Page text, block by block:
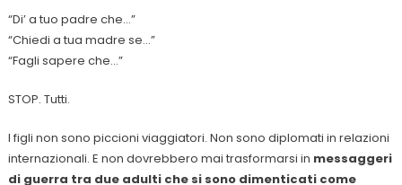
“Di’ a tuo padre che…”
“Chiedi a tua madre se…”
“Fagli sapere che…”
STOP. Tutti.
I figli non sono piccioni viaggiatori. Non sono diplomati in relazioni
internazionali. E non dovrebbero mai trasformarsi in messaggeri
di guerra tra due adulti che si sono dimenticati come